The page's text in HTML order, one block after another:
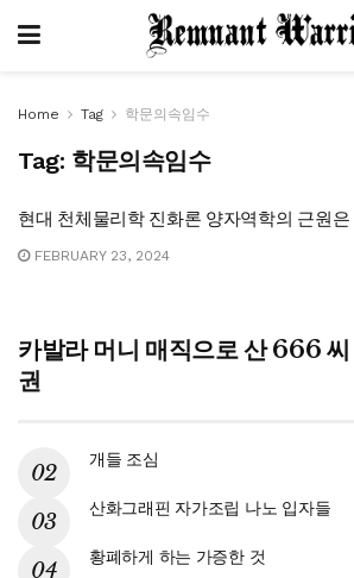
Home Tag 학문의속임수
Tag: 학문의속임수
현대 천체물리학 진화론 양자역학의 근원
FEBRUARY 23, 2024
카발라 머니 매직으로 산 666 씨
권
개들 조심
산화그래핀 자가조립 나노 입자들
황폐하게 하는 가증한 것